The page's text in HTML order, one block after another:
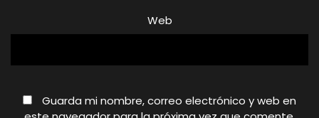
Web
Guarda mi nombre, correo electrónico y web en